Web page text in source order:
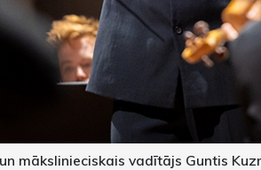
mākslinieciskais vadītājs Guntis